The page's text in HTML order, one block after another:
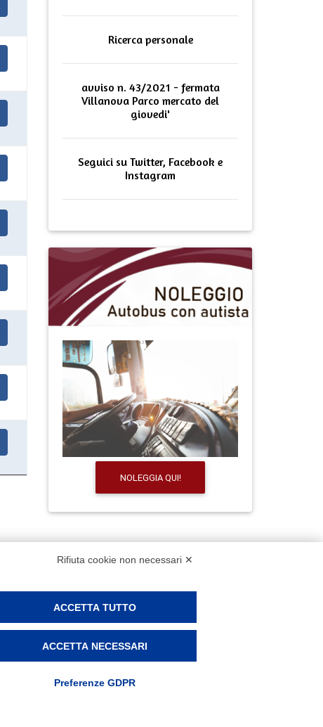
Ricerca personale
avviso n. 43/2021 - fermata
Villanova Parco mercato del
giovedi'
Seguici su Twitter, Facebook e
Instagram
NOLEGGIA QUI!
e la puntualita' di sempre con il comfort di oggi. | Iscriz. Registro
94.78.77 Mail: info@autolineegiachino.it
Rifiuta cookie non necessari ✕
ACCETTA TUTTO
ACCETTA NECESSARI
Preferenze GDPR